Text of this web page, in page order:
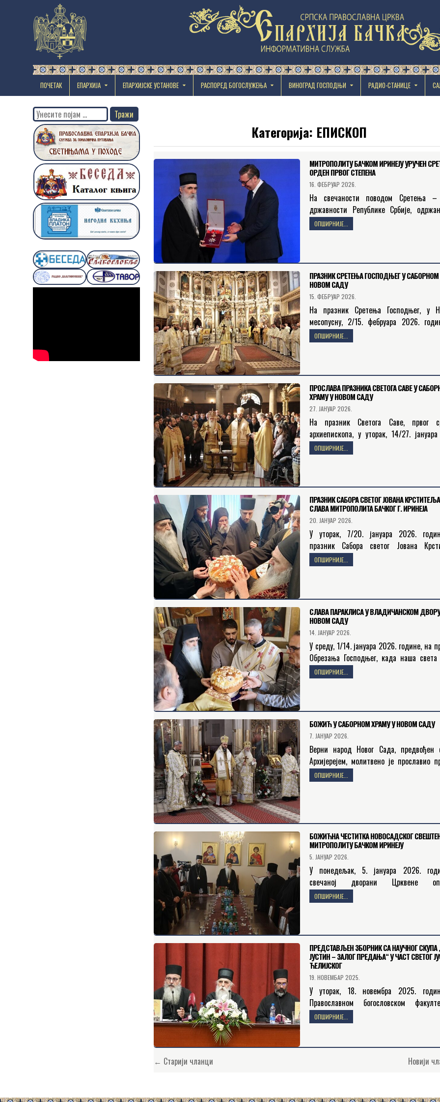
ПОЧЕТАК ЕПАРХИЈА EПАРХИЈСКЕ УСТАНОВЕ РАСПОРЕД БОГОСЛУЖЕЊА ВИНОГРАД ГОСПОДЊИ РАДИО-СТАНИЦЕ
Категорија: ЕПИСКОП
МИТРОПОЛИТУ БАЧКОМ ИРИНЕЈУ УРУЧЕН
ОРДЕН ПРВОГ СТЕПЕНА
16. ФЕБРУАР 2026.
На свечаности поводом Сретења
државности Републике Србије,
фебруара 2026. године у Палати
Београду, Његовом
ОПШИРНИЈЕ...
ПРАЗНИК СРЕТЕЊА ГОСПОДЊЕГ У САБОРНОМ
НОВОМ САДУ
15. ФЕБРУАР 2026.
На празник Сретења Господњег, у
месопусну, 2/15. фебруара 2026.
светој архијерејској Литургији у Саборном
у Новом Саду је началствовао
ОПШИРНИЈЕ...
ПРОСЛАВА ПРАЗНИКА СВЕТОГА САВЕ У
ХРАМУ У НОВОМ САДУ
27. ЈАНУАР 2026.
На празник Светога Саве, првог
архиепископа, у уторак, 14/27.
године, Његово
Митрополит бачки господин др
ОПШИРНИЈЕ...
ПРАЗНИК САБОРА СВЕТОГ ЈОВАНА
СЛАВА МИТРОПОЛИТА БАЧКОГ Г. ИРИНЕЈА
20. ЈАНУАР 2026.
У уторак, 7/20. јануара 2026.
празник Сабора светог Јована
Његово Високопреосвештенство
бачки господин др Иринеј прославио је
ОПШИРНИЈЕ...
СЛАВА ПАРАКЛИСА У ВЛАДИЧАНСКОМ
НОВОМ САДУ
14. ЈАНУАР 2026.
У среду, 1/14. јануара 2026. године, на
Обрезања Господњег, када наша света
празнује и свештени спомен светог
Великог, архиепископа Кесарије
ОПШИРНИЈЕ...
БОЖИЋ У САБОРНОМ ХРАМУ У НОВОМ САДУ
7. ЈАНУАР 2026.
Верни народ Новог Сада, предвођен
Архијерејем, молитвено је прославио
Рођења Господа Исуса Христа,
Прослављање празника је отпочело
ОПШИРНИЈЕ...
БОЖИЋНА ЧЕСТИТКА НОВОСАДСКОГ
МИТРОПОЛИТУ БАЧКОМ ИРИНЕЈУ
5. ЈАНУАР 2026.
У понедељак, 5. јануара 2026.
свечаној дворани Црквене
новосадске, новосадски свештеници и
честитали су
ОПШИРНИЈЕ...
ПРЕДСТАВЉЕН ЗБОРНИК СА НАУЧНОГ СКУПА
ЈУСТИН – ЗАЛОГ ПРЕДАЊА“ У ЧАСТ СВЕТОГ
ЋЕЛИЈСКОГ
19. НОВЕМБАР 2025.
У уторак, 18. новембра 2025.
Православном богословском
Београду одржана је промоција
радова Ава Јустин – залог Предања.
ОПШИРНИЈЕ...
Кретање
← Старији чланци Новији
Search
for: